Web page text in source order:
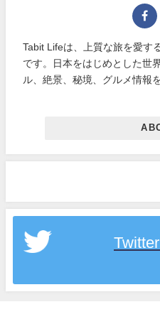
Tabit Lifeは、上質な旅を愛す
です。日本をはじめとした世
ル、絶景、秘境、グルメ情報